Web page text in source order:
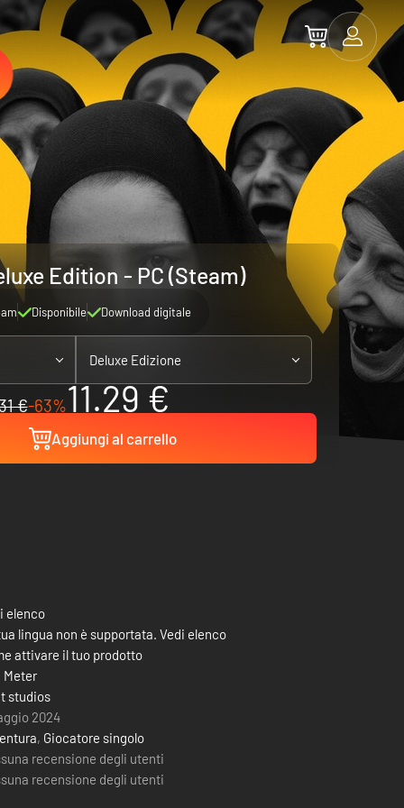
Edition - PC (Steam)
Disponibile Download digitale
Deluxe Edizione
€-63%11.29 €
Aggiungi al carrello
elenco
lingua non è supportata. Vedi elenco
attivare il tuo prodotto
Meter
studios
2024
, Giocatore singolo
recensione degli utenti
recensione degli utenti